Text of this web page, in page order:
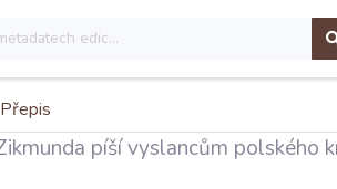
Přepis
píší vyslancům polského